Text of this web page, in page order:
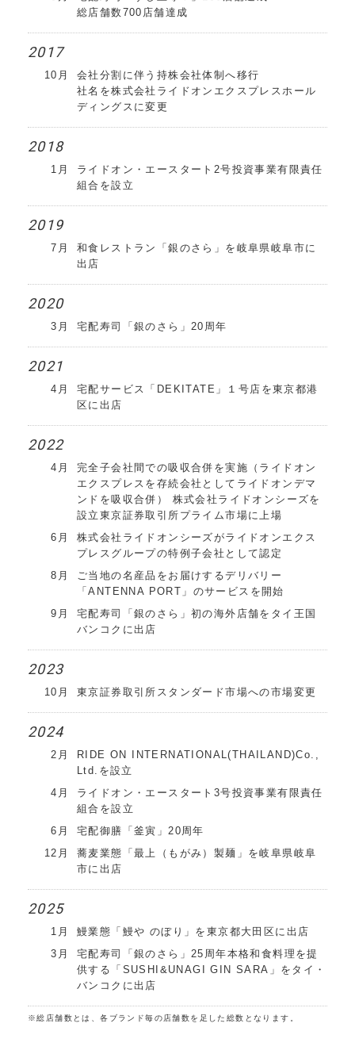
総店舗数700店舗達成
2017
10月
会社分割に伴う持株会社体制へ移行
社名を株式会社ライドオンエクスプレスホール
ディングスに変更
2018
1月
ライドオン・エースタート2号投資事業有限責任
組合を設立
2019
7月
和食レストラン「銀のさら」を岐阜県岐阜市に
出店
2020
3月 宅配寿司「銀のさら」20周年
2021
4月
宅配サービス「DEKITATE」１号店を東京都港
区に出店
2022
4月 完全子会社間での吸収合併を実施 （ライドオン
エクスプレスを存続会社としてライドオンデマ
ンドを吸収合併）
株式会社ライドオンシーズを
設立 東京証券取引所プライム市場に上場
6月
株式会社ライドオンシーズがライドオンエクス
プレスグループの特例子会社として認定
8月
ご当地の名産品をお届けするデリバリー
「ANTENNA PORT」のサービスを開始
9月
宅配寿司「銀のさら」初の海外店舗をタイ王国
バンコクに出店
2023
10月 東京証券取引所スタンダード市場への市場変更
2024
2月
RIDE ON INTERNATIONAL(THAILAND)Co.,
Ltd.を設立
4月
ライドオン・エースタート3号投資事業有限責任
組合を設立
6月
宅配御膳「釜寅」20周年
12月
蕎麦業態「最上（もがみ）製麺」を岐阜県岐阜
市に出店
2025
1月
鰻業態「鰻や のぼり」を東京都大田区に出店
3月
宅配寿司「銀のさら」25周年本格和食料理を提
供する「SUSHI&UNAGI GIN SARA」をタイ・
バンコクに出店
※総店舗数とは、各ブランド毎の店舗数を足した総数となります。